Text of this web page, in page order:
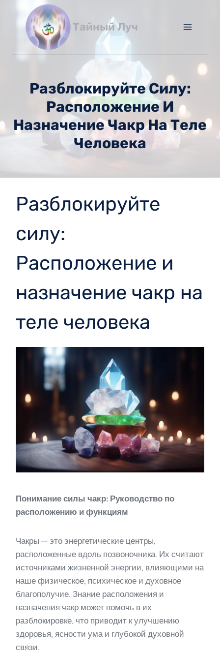
содержимому
Тайный Луч
Разблокируйте Силу:
Расположение И
Назначение Чакр На Теле
Человека
Разблокируйте
силу:
Расположение и
назначение чакр на
теле человека
Понимание силы чакр: Руководство по
расположению и функциям
Чакры — это энергетические центры,
расположенные вдоль позвоночника. Их считают
источниками жизненной энергии, влияющими на
наше физическое, психическое и духовное
благополучие. Знание расположения и
назначения чакр может помочь в их
разблокировке, что приводит к улучшению
здоровья, ясности ума и глубокой духовной
связи.